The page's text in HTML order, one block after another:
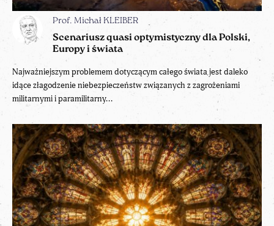
Prof. Michał KLEIBER
Scenariusz quasi optymistyczny dla Polski,
Europy i świata
Najważniejszym problemem dotyczącym całego świata jest daleko
idące złagodzenie niebezpieczeństw związanych z zagrożeniami
militarnymi i paramilitarny...